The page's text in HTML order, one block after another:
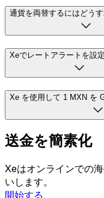
通貨を両替するにはどう
Xeでレートアラートを設
Xe を使用して 1 MXN を
送金を簡素化
Xeはオンラインでの
いします。
開始する